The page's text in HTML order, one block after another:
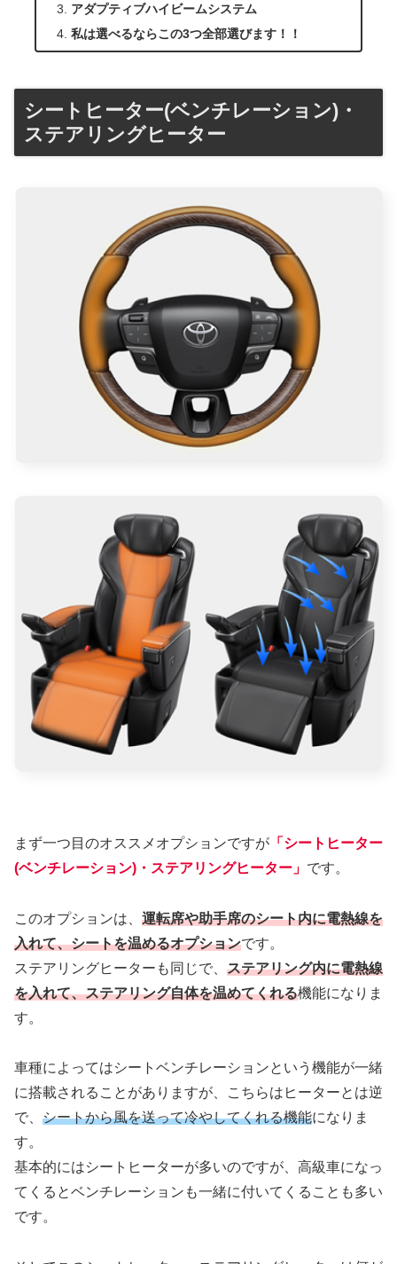
アダプティブハイビームシステム
私は選べるならこの3つ全部選びます！！
シートヒーター(ベンチレーション)・
ステアリングヒーター
まず一つ目のオススメオプションですが 「シートヒーター
(ベンチレーション)・ステアリングヒーター」 です。
このオプションは、 運転席や助手席のシート内に電熱線を
入れて、シートを温めるオプションです。
ステアリングヒーターも同じで、 ステアリング内に電熱線
を入れて、ステアリング自体を温めてくれる機能になりま
す。
車種によってはシートベンチレーションという機能が一緒
に搭載されることがありますが、こちらはヒーターとは逆
で、 シートから風を送って冷やしてくれる機能になりま
す。
基本的にはシートヒーターが多いのですが、高級車になっ
てくるとベンチレーションも一緒に付いてくることも多い
です。